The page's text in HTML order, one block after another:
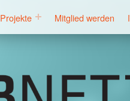
Projekte Mitglied werden